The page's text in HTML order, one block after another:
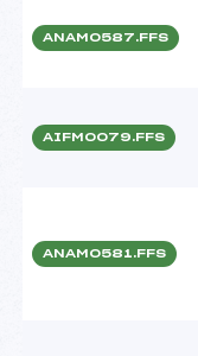
ANAM0587.FFS
AIFM0079.FFS
ANAM0581.FFS